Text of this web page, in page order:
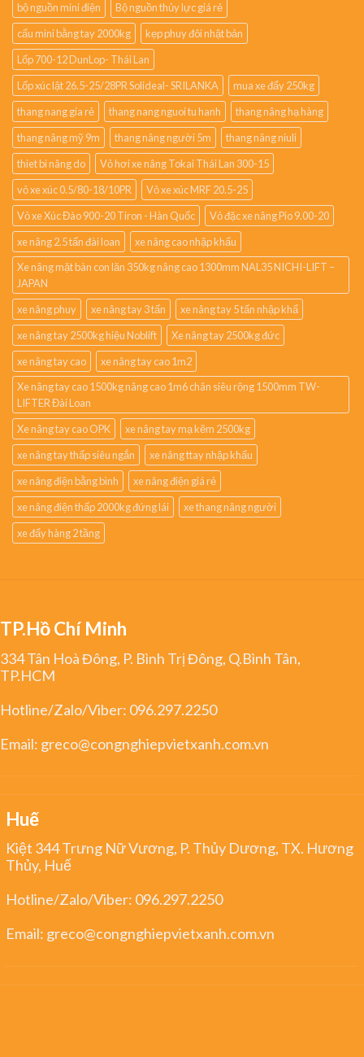
bộ nguồn mini điện
Bộ nguồn thủy lực giá rẻ
cẩu mini bằng tay 2000kg
kẹp phuy đôi nhật bản
Lốp 700-12 DunLop- Thái Lan
Lốp xúc lật 26.5-25/28PR Solideal- SRILANKA
mua xe đẩy 250kg
thang nang gia rẻ
thang nang nguoi tu hanh
thang nâng hạ hàng
thang nâng mỹ 9m
thang nâng người 5m
thang nâng niuli
thiet bi nâng do
Vỏ hơi xe nâng Tokai Thái Lan 300-15
vỏ xe xúc 0.5/80-18/10PR
Vỏ xe xúc MRF 20.5-25
Vỏ xe Xúc Đào 900-20 Tiron - Hàn Quốc
Vỏ đặc xe nâng Pio 9.00-20
xe nâng 2.5 tấn đài loan
xe nâng cao nhập khẩu
Xe nâng mặt bàn con lăn 350kg nâng cao 1300mm NAL35 NICHI-LIFT –
JAPAN
xe nâng phuy
xe nâng tay 3 tấn
xe nâng tay 5 tấn nhập khẩ
xe nâng tay 2500kg hiệu Noblift
Xe nâng tay 2500kg đức
xe nâng tay cao
xe nâng tay cao 1m2
Xe nâng tay cao 1500kg nâng cao 1m6 chân siêu rộng 1500mm TW-
LIFTER Đài Loan
Xe nâng tay cao OPK
xe nâng tay mạ kẽm 2500kg
xe nâng tay thấp siêu ngắn
xe nâng ttay nhập khẩu
xe nâng điện bằng bình
xe nâng điện giá rẻ
xe nâng điện thấp 2000kg đứng lái
xe thang nâng người
xe đẩy hàng 2 tầng
TP.Hồ Chí Minh
334 Tân Hoà Đông, P. Bình Trị Đông, Q.Bình Tân,
TP.HCM
Hotline/Zalo/Viber: 096.297.2250
Email: greco@congnghiepvietxanh.com.vn
Huế
Kiệt 344 Trưng Nữ Vương, P. Thủy Dương, TX. Hương
Thủy, Huế
Hotline/Zalo/Viber: 096.297.2250
Email: greco@congnghiepvietxanh.com.vn